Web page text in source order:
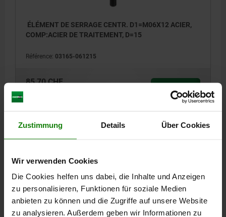
Zustimmung Details Über Cookies
Wir verwenden Cookies
Die Cookies helfen uns dabei, die Inhalte und Anzeigen
zu personalisieren, Funktionen für soziale Medien
anbieten zu können und die Zugriffe auf unsere Website
zu analysieren. Außerdem geben wir Informationen zu
ÉLÉMENT DE SERRAGE CENTR. D1=M06X12 ACIER,
COMP:ACIER DE TRAITEMENT, D=15
Référence: 03165-061215
85,70 CHF
03165
ÉLÉMENT DE SERRAGE CENTR. D1=M06X12 ACIER,